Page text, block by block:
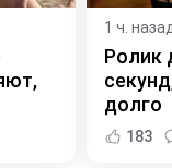
1 ч. назад
Ролик
долго
183